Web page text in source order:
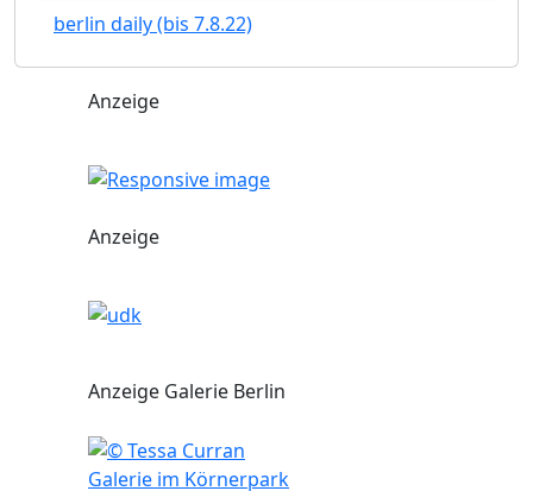
berlin daily (bis 7.8.22)
Anzeige
Anzeige
Anzeige Galerie Berlin
Galerie im Körnerpark